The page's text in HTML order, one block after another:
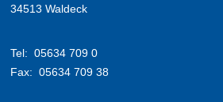
34513 Waldeck
Tel: 05634 709 0
Fax: 05634 709 38